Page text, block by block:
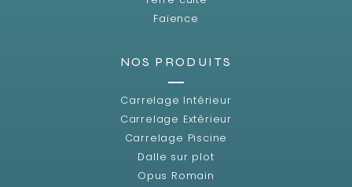
Faïence
NOS PRODUITS
Carrelage Intérieur
Carrelage Extérieur
Carrelage Piscine
Dalle sur plot
Opus Romain